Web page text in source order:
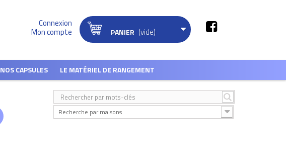
Connexion
Mon compte PANIER (vide)
NOS CAPSULES LE MATÉRIEL DE RANGEMENT
Recherche par maisons